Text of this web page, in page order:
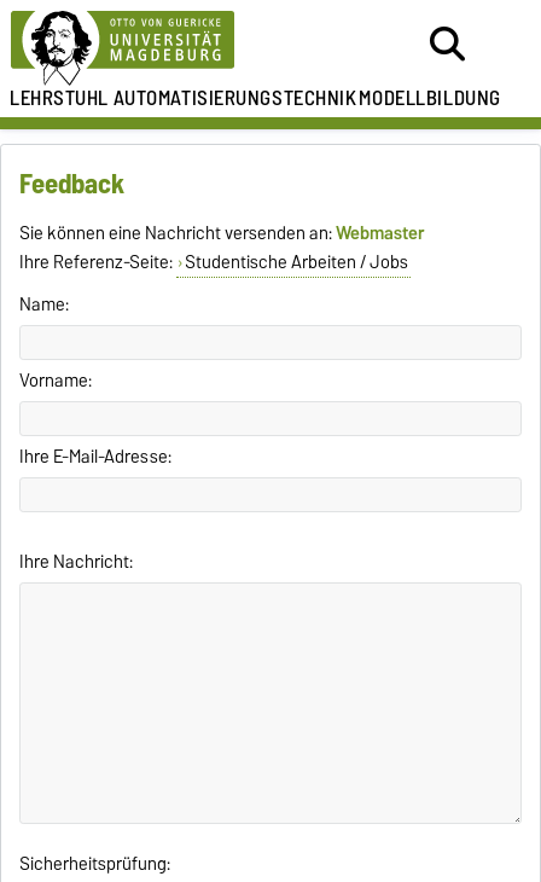
LEHRSTUHLAUTOMATISIERUNGSTECHNIKMODELLBILDUNG
Feedback
Sie können eine Nachricht versenden an:Webmaster
Ihre Referenz-Seite: Studentische Arbeiten / Jobs
Name:
Vorname:
Ihre E-Mail-Adresse:
Ihre Nachricht:
Sicherheitsprüfung: